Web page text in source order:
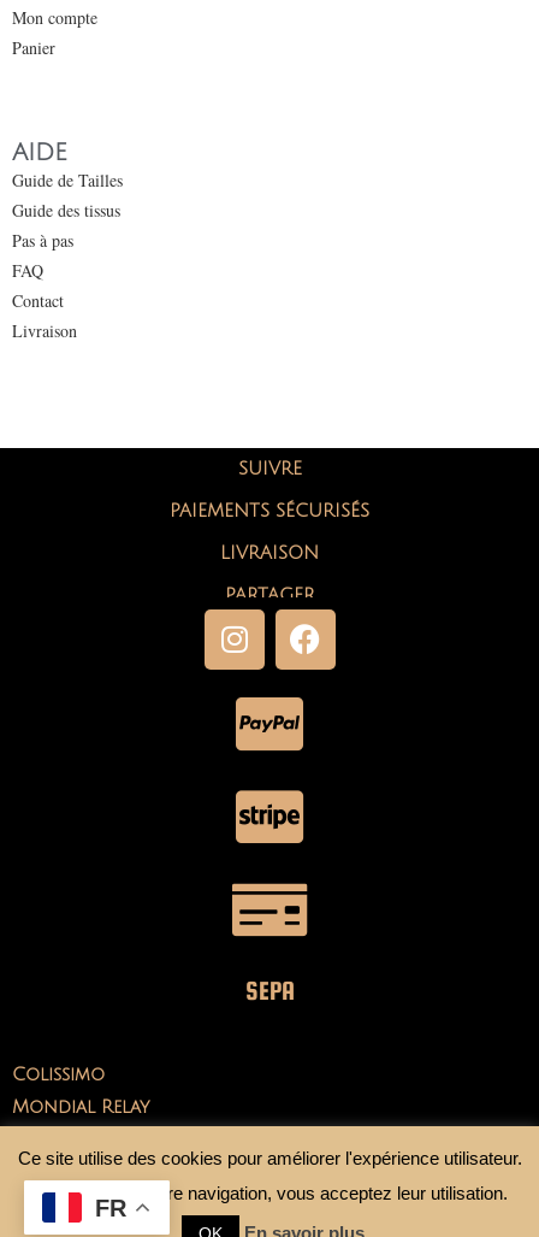
Mon compte
Panier
AIDE
Guide de Tailles
Guide des tissus
Pas à pas
FAQ
Contact
Livraison
SUIVRE
PAIEMENTS SÉCURISÉS
LIVRAISON
PARTAGER
SEPA
Colissimo
Mondial Relay
Ce site utilise des cookies pour améliorer l'expérience utilisateur.
En continuant votre navigation, vous acceptez leur utilisation.
En savoir plus
FR